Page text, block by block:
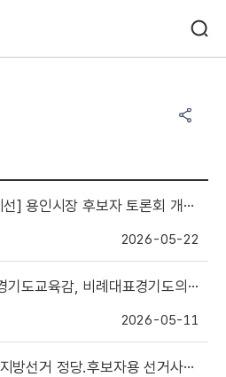
] 용인시장 후보자 토론회 개최 공표
2026-05-22
도의원 선거벽보·선거공보 작성·제출수량 및 선거공약서 작성수량 등 공고
2026-05-11
사무안내책자 및 서식 게시(경기도교육감, 경기도지사, 비례대표경기도의회의원)